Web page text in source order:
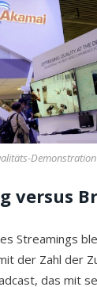
versus
Streamings
der Zahl der
das mit